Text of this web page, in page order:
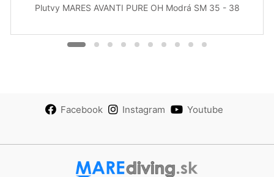
Plutvy MARES AVANTI PURE OH Modrá SM 35 - 38
Facebook Instagram Youtube